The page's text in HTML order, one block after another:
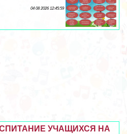
04 08 2026 12:45:59
УЧАЩИХСЯ НА